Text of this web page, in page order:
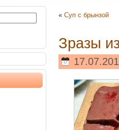
« Суп с брынзой
Зразы